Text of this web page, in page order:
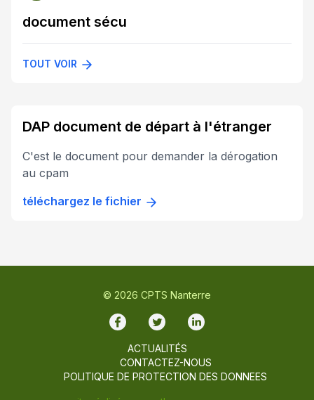
document sécu
TOUT VOIR
DAP document de départ à l'étranger
C'est le document pour demander la dérogation
au cpam
téléchargez le fichier
© 2026 CPTS Nanterre
ACTUALITÉS
CONTACTEZ-NOUS
POLITIQUE DE PROTECTION DES DONNEES